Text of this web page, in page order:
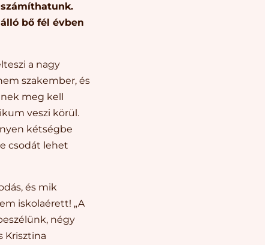
bő fél évben
a nagy
szakember, és
meg kell
veszi körül.
kétségbe
csodát lehet
és mik
iskolaérett! „A
négy
Krisztina